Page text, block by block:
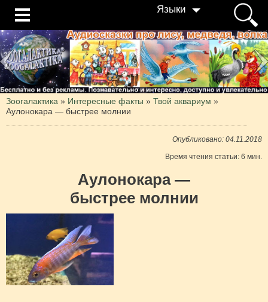
Языки
Зоогалактика » Интересные факты » Твой аквариум »
Аулонокара — быстрее молнии
Опубликовано: 04.11.2018
Время чтения статьи: 6 мин.
Аулонокара —
быстрее молнии